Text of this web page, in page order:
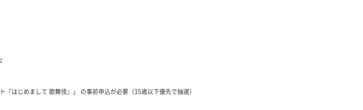
はじめまして 歌舞伎』」 の事前申込が必要（35歳以下優先で抽選）